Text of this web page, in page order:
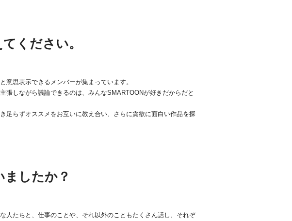
ください。
意思表示できるメンバーが集まっています。
しながら議論できるのは、みんなSMARTOONが好きだからだと
足らずオススメをお互いに教え合い、さらに貪欲に面白い作品を探
したか？
人たちと、仕事のことや、それ以外のこともたくさん話し、それぞ